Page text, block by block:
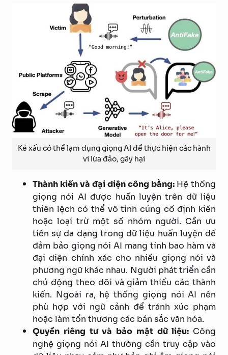
Kẻ xấu có thể lạm dụng giọng AI để thực hiện các hành
vi lừa đảo, gây hại
Thành kiến và đại diện công bằng: Hệ thống
giọng nói AI được huấn luyện trên dữ liệu
thiên lệch có thể vô tình củng cố định kiến
hoặc loại trừ một số nhóm người. Cần ưu
tiên sự đa dạng trong dữ liệu huấn luyện để
đảm bảo giọng nói AI mang tính bao hàm và
đại diện chính xác cho nhiều giọng nói và
phương ngữ khác nhau. Người phát triển cần
chủ động theo dõi và giảm thiểu các thành
kiến. Ngoài ra, hệ thống giọng nói AI nên
phù hợp với ngữ cảnh để tránh xúc phạm
hoặc làm tổn thương các bản sắc văn hóa.
Quyền riêng tư và bảo mật dữ liệu: Công
nghệ giọng nói AI thường cần truy cập vào